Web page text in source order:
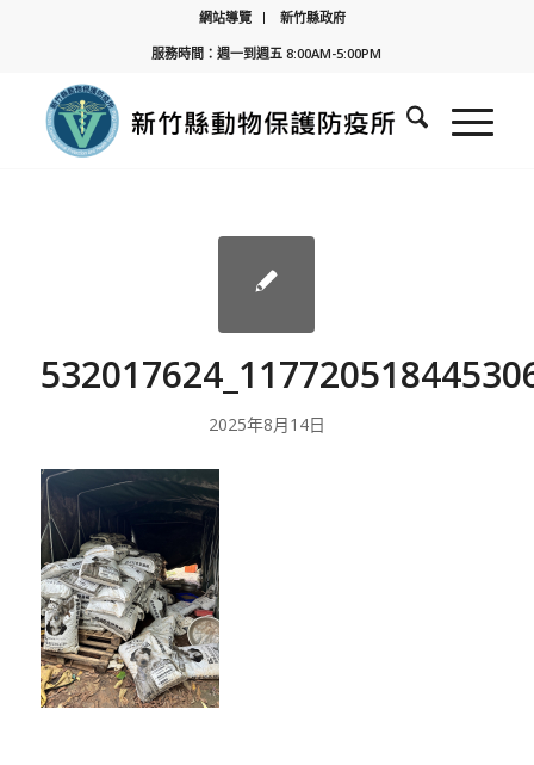
網站導覽
新竹縣政府
服務時間：週一到週五 8:00AM-5:00PM
2025年8月14日